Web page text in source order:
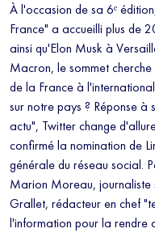
À l'occasion de sa 6ᵉ
France" a accueilli plus de
ainsi qu'Elon Musk à
Macron, le sommet
de la France à
sur notre pays ? Réponse à
actu", Twitter change
confirmé la nomination de
générale du réseau social.
Marion Moreau, journaliste
Grallet, rédacteur en chef
l'information pour la rendre